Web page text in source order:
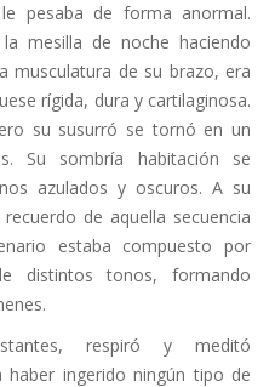
pesaba de forma anormal.
mesilla de noche haciendo
musculatura de su brazo, era
rígida, dura y cartilaginosa.
su susurró se tornó en un
Su sombría habitación se
azulados y oscuros. A su
de aquella secuencia
estaba compuesto por
distintos tonos, formando
respiró y meditó
ingerido ningún tipo de